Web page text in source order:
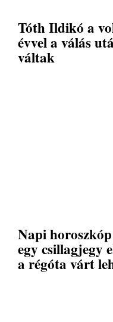
Tóth Ildikó a
évvel a válás
váltak
Napi
egy csillagjegy
a régóta várt